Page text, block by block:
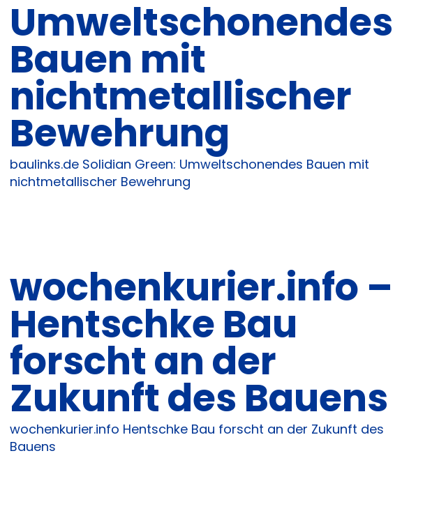
Umweltschonendes
Bauen mit
nichtmetallischer
Bewehrung
baulinks.de Solidian Green: Umweltschonendes Bauen mit
nichtmetallischer Bewehrung
wochenkurier.info –
Hentschke Bau
forscht an der
Zukunft des Bauens
wochenkurier.info Hentschke Bau forscht an der Zukunft des
Bauens